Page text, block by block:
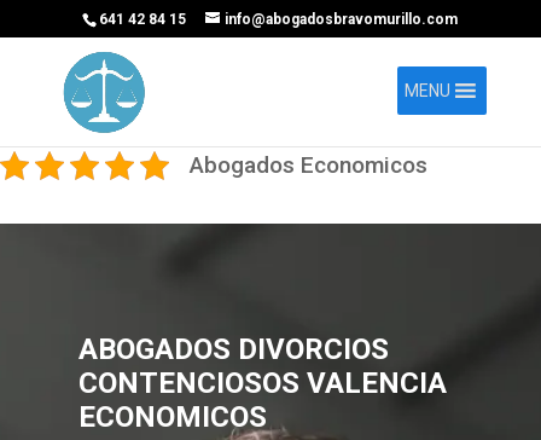
641 42 84 15 info@abogadosbravomurillo.com
MENU
Abogados Economicos
ABOGADOS DIVORCIOS
CONTENCIOSOS VALENCIA
ECONOMICOS